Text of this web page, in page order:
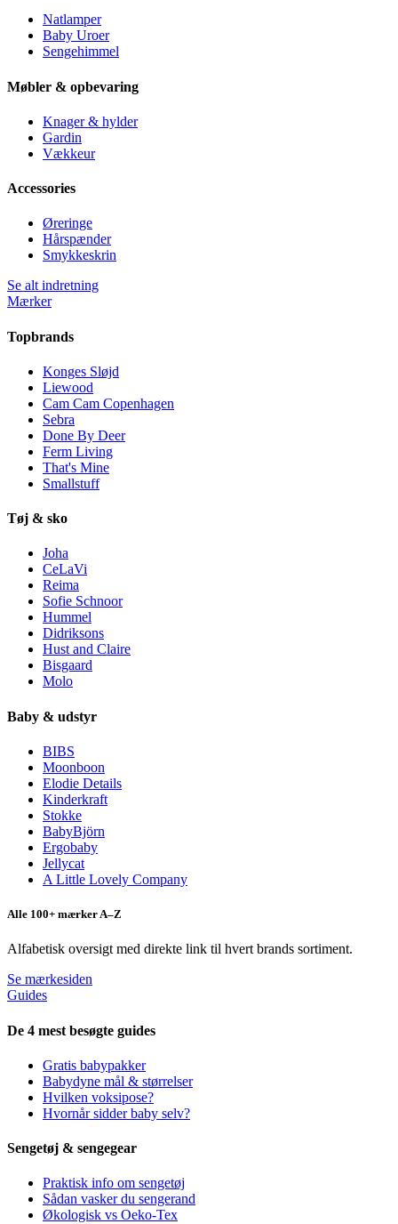
Natlamper
Baby Uroer
Sengehimmel
Møbler & opbevaring
Knager & hylder
Gardin
Vækkeur
Accessories
Øreringe
Hårspænder
Smykkeskrin
Se alt indretning
Mærker
Topbrands
Konges Sløjd
Liewood
Cam Cam Copenhagen
Sebra
Done By Deer
Ferm Living
That's Mine
Smallstuff
Tøj & sko
Joha
CeLaVi
Reima
Sofie Schnoor
Hummel
Didriksons
Hust and Claire
Bisgaard
Molo
Baby & udstyr
BIBS
Moonboon
Elodie Details
Kinderkraft
Stokke
BabyBjörn
Ergobaby
Jellycat
A Little Lovely Company
Alle 100+ mærker A–Z
Alfabetisk oversigt med direkte link til hvert brands sortiment.
Se mærkesiden
Guides
De 4 mest besøgte guides
Gratis babypakker
Babydyne mål & størrelser
Hvilken voksipose?
Hvornår sidder baby selv?
Sengetøj & sengegear
Praktisk info om sengetøj
Sådan vasker du sengerand
Økologisk vs Oeko-Tex